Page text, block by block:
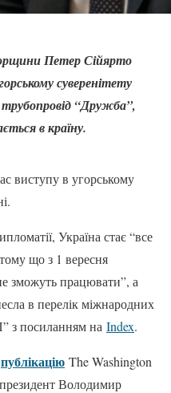
Петер Сійярто
суверенітету
трубопровід “Дружба”,
в країну.
виступу в угорському
Україна стає “все
що з 1 вересня
зможуть працювати”, а
в перелік міжнародних
з посиланням на Index.
публікацію The Washington
Володимир